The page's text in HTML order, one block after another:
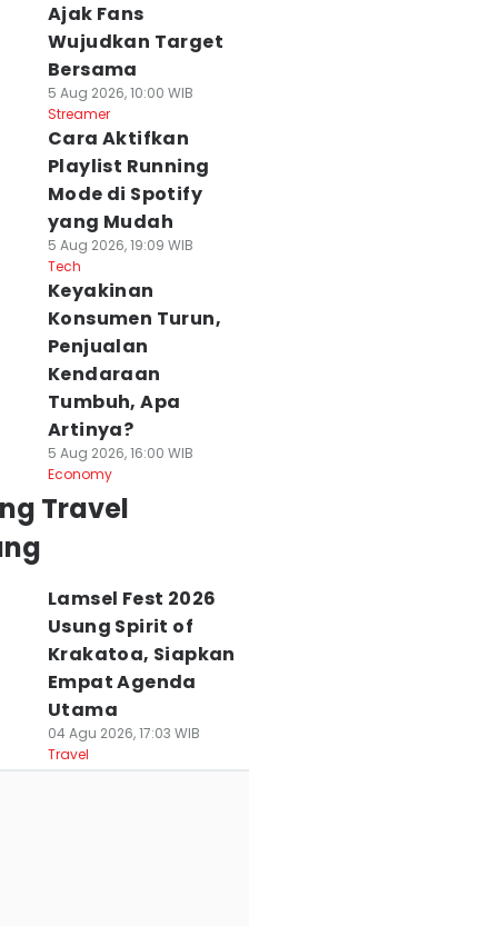
Ajak Fans
Wujudkan Target
Bersama
5 Aug 2026, 10:00 WIB
Streamer
Cara Aktifkan
Playlist Running
Mode di Spotify
yang Mudah
5 Aug 2026, 19:09 WIB
Tech
Keyakinan
Konsumen Turun,
Penjualan
Kendaraan
Tumbuh, Apa
Artinya?
5 Aug 2026, 16:00 WIB
Economy
Travel
Lamsel Fest 2026
Usung Spirit of
Krakatoa, Siapkan
Empat Agenda
Utama
04 Agu 2026, 17:03 WIB
Travel